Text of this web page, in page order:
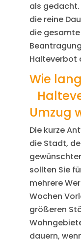
als
die reine
die
Halteverbot
Wie
Umzug
Die kurze
die Stadt,
sollten Sie
mehrere
Wochen
größeren
dauern,